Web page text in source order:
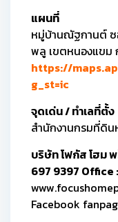
แผนที่
หมู่บ้านณัฐกานต์ ซ
พลู เขตหนองแขม
https://
g_st=ic
จุดเด่น / ทำเลที่ตั้ง
สำนักงานกรมที่ดิ
บริษัท โฟกัส โฮม
697 9397
Facebook